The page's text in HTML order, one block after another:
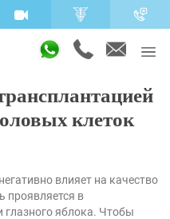
клеток
влияет на качество
проявляется в
глазного яблока. Чтобы